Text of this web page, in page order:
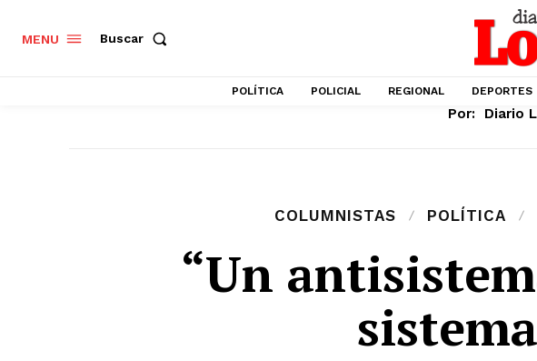
MENU Buscar
POLÍTICA POLICIAL REGIONAL DEPORTES
Por: Diario
COLUMNISTAS POLÍTICA
“Un
sistema